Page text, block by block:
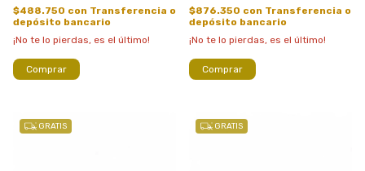
$488.750 con Transferencia o
depósito bancario
¡No te lo pierdas, es el último!
Comprar
$876.350 con Transferencia o
depósito bancario
¡No te lo pierdas, es el último!
Comprar
GRATIS GRATIS